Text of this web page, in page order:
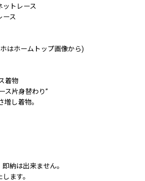
ットレース
ース
はホームトップ画像から)
着物
ス片身替わり”
増し着物。
納は出来ません。
ます。